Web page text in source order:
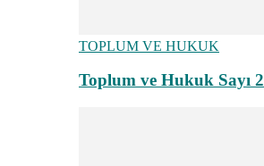
TOPLUM VE HUKUK
Toplum ve Hukuk Sayı 2